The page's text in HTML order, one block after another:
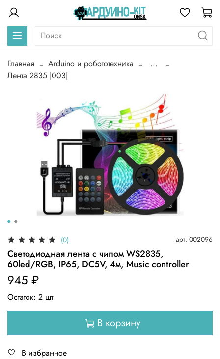
Главная Arduino и робототехника
...
Лента 2835 |003|
(0) арт. 002096
Светодиодная лента с чипом WS2835,
60led/RGB, IP65, DC5V, 4м, Music controller
945 ₽
Остаток: 2 шт
В корзину
В избранное